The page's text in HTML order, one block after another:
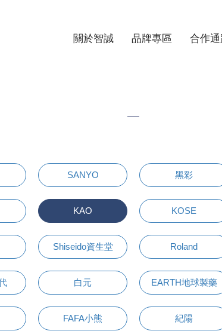
關於智誠 品牌專區 合作通
SANYO 黑彩
KAO KOSE
Shiseido資生堂 Roland
白元 EARTH地球製藥
FAFA小熊 紀陽